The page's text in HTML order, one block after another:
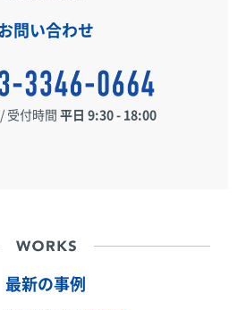
問い合わせ
受付時間 平日 9:30 - 18:00
最新の事例